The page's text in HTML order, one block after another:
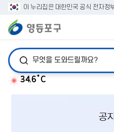
이 누리집은 대한민국 공식 전자정
34.6˚C
공